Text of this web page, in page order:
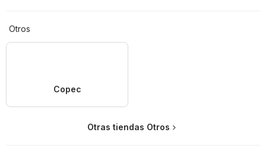
Otros
Copec
Otras tiendas Otros